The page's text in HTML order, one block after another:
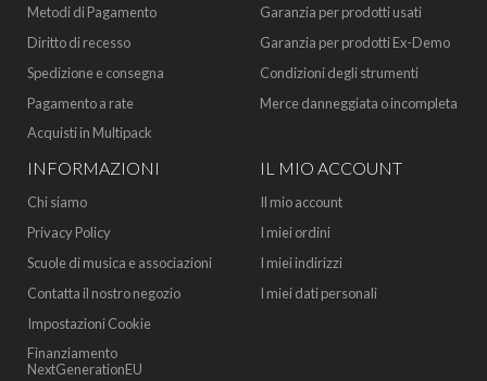
Metodi di Pagamento
Diritto di recesso
Spedizione e consegna
Pagamento a rate
Acquisti in Multipack
Garanzia per prodotti usati
Garanzia per prodotti Ex-Demo
Condizioni degli strumenti
Merce danneggiata o incompleta
INFORMAZIONI
Chi siamo
Privacy Policy
Scuole di musica e associazioni
Contatta il nostro negozio
Impostazioni Cookie
Finanziamento
NextGenerationEU
IL MIO ACCOUNT
Il mio account
I miei ordini
I miei indirizzi
I miei dati personali